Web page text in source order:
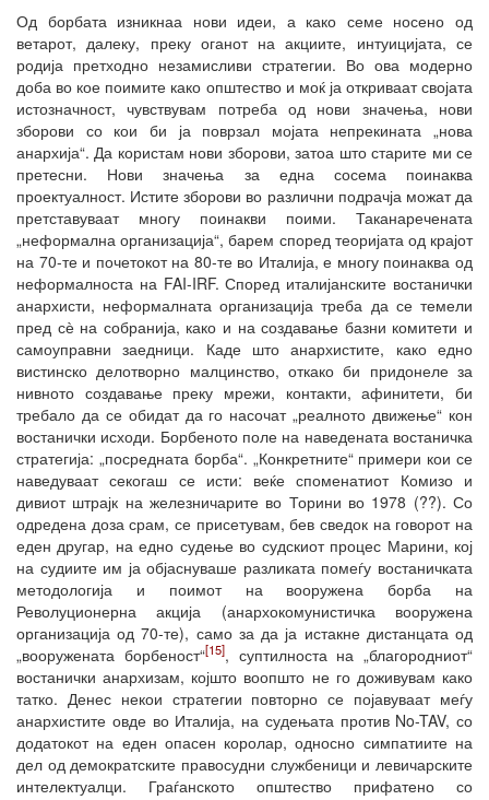
Од борбата изникнаа нови идеи, а како семе носено од
ветарот, далеку, преку оганот на акциите, интуицијата, се
родија претходно незамисливи стратегии. Во ова модерно
доба во кое поимите како општество и моќ ја откриваат својата
истозначност, чувствувам потреба од нови значења, нови
зборови со кои би ја поврзал мојата непрекината „нова
анархија“. Да користам нови зборови, затоа што старите ми се
претесни. Нови значења за една сосема поинаква
проектуалност. Истите зборови во различни подрачја можат да
претставуваат многу поинакви поими. Таканаречената
„неформална организација“, барем според теоријата од крајот
на 70-те и почетокот на 80-те во Италија, е многу поинаква од
неформалноста на FAI-IRF. Според италијанските востанички
анархисти, неформалната организација треба да се темели
пред сѐ на собранија, како и на создавање базни комитети и
самоуправни заедници. Каде што анархистите, како едно
вистинско делотворно малцинство, откако би придонеле за
нивното создавање преку мрежи, контакти, афинитети, би
требало да се обидат да го насочат „реалното движење“ кон
востанички исходи. Борбеното поле на наведената востаничка
стратегија: „посредната борба“. „Конкретните“ примери кои се
наведуваат секогаш се исти: веќе споменатиот Комизо и
дивиот штрајк на железничарите во Торини во 1978 (??). Со
одредена доза срам, се присетувам, бев сведок на говорот на
еден другар, на едно судење во судскиот процес Марини, кој
на судиите им ја објаснуваше разликата помеѓу востаничката
методологија и поимот на вооружена борба на
Револуционерна акција (анархокомунистичка вооружена
организација од 70-те), само за да ја истакне дистанцата од
„вооружената борбеност“[15], суптилноста на „благородниот“
востанички анархизам, којшто воопшто не го доживувам како
татко. Денес некои стратегии повторно се појавуваат меѓу
анархистите овде во Италија, на судењата против No-TAV, со
додатокот на еден опасен королар, односно симпатиите на
дел од демократските правосудни службеници и левичарските
интелектуалци. Граѓанското општество прифатено со